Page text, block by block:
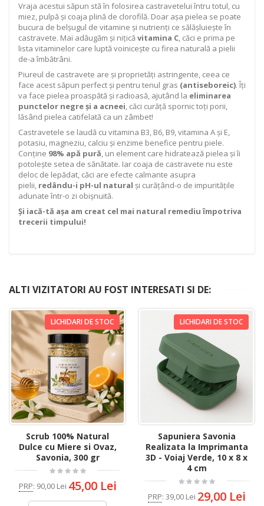
Vraja acestui săpun stă în folosirea castravetelui întru totul, cu
miez, pulpă și coaja plină de clorofilă. Doar așa pielea se poate
bucura de belșugul de vitamine și nutrienți ce sălășluiește în
castravete. Mai adăugăm și nițică vitamina C, căci e prima pe
lista vitaminelor care luptă voinicește cu firea naturală a pielii
de-a îmbătrâni.
Piureul de castravete are și proprietăți astringente, ceea ce
face acest săpun perfect și pentru tenul gras (antiseboreic). Îți
va face pielea proaspătă și radioasă, ajutând la eliminarea
punctelor negreși a acneei, căci curăță spornic toți porii,
lăsând pielea catifelată ca un zâmbet!
Castravetele se laudă cu vitamina B3, B6, B9, vitamina A şi E,
potasiu, magneziu, calciu și enzime benefice pentru piele.
Conține 98% apă pură, un element care hidratează pielea și îi
potolește setea de sănătate. Iar coaja de castravete nu este
deloc de lepădat, căci are efecte calmante asupra
pielii, redându-i pH-ul natural și curățând-o de impuritățile
adunate într-o zi obișnuită.
Și iacă-tă așa am creat cel mai natural remediuîmpotriva
trecerii timpului!
ALTI VIZITATORI AU FOST INTERESATI SI DE:
LICHIDARI DE STOC
Scrub 100% Natural
Dulce cu Miere si Ovaz,
Savonia, 300 gr
PRP: 90,00 Lei 45,00 Lei
LICHIDARI DE STOC
Sapuniera Savonia
Realizata la Imprimanta
3D - Voiaj Verde, 10 x 8 x
4 cm
PRP: 39,00 Lei 29,00 Lei